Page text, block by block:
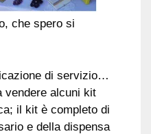
che spero si
di servizio…
vendere alcuni kit
il kit è completo di
e della dispensa